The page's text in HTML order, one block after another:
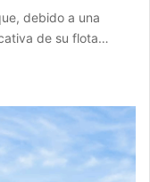
debido a una
de su flota…